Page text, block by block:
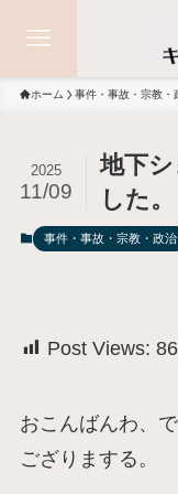
ホーム 事件・事故・宗教・
地下
した。
2025
11/09
事件・事故・宗教・政治
Post Views: 86
おこんばんわ、で
ござりまする。